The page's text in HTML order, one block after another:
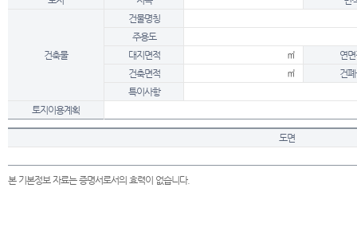
건축물
건물명칭
주용도
대지면적
㎡
연
건축면적
㎡
건
특이사항
토지이용계획
도면
본 기본정보 자료는 증명서로서의 효력이 없습니다.